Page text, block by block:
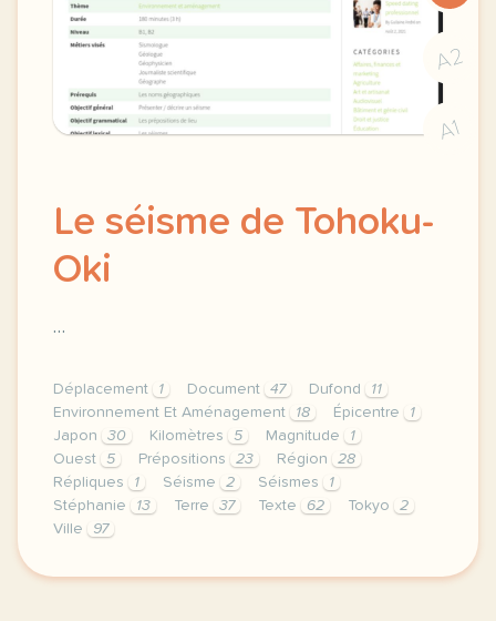
A2
A1
Le séisme de Tohoku-
Oki
…
Déplacement 1 Document 47 Dufond
11
Environnement Et Aménagement
18 Épicentre
1
Japon
30 Kilomètres 5 Magnitude
1
Ouest
5 Prépositions 23 Région
28
Répliques
1 Séisme 2 Séismes
1
Stéphanie
13 Terre 37 Texte 62 Tokyo
2
Ville
97
theme environnement et amenagement duree